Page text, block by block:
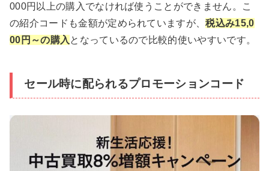
000円以上の購入でなければ使うことができません。こ
の紹介コードも金額が定められていますが、税込み15,0
00円～の購入 となっているので比較的使いやすいです。
セール時に配られるプロモーションコード